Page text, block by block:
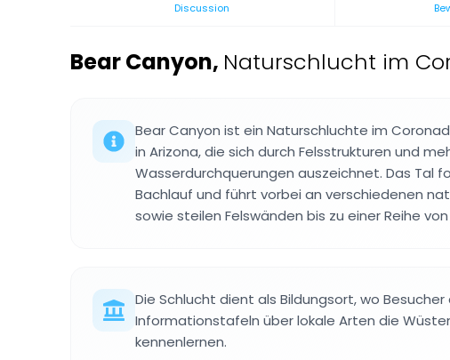
Discussion
Bear Canyon, Naturschlucht im
Bear Canyon ist ein Naturschluchte im
in Arizona, die sich durch Felsstrukturen und
Wasserdurchquerungen auszeichnet. Das Tal
Bachlauf und führt vorbei an verschiedenen
sowie steilen Felswänden bis zu einer Reihe
Die Schlucht dient als Bildungsort, wo Besucher
Informationstafeln über lokale Arten die
kennenlernen.